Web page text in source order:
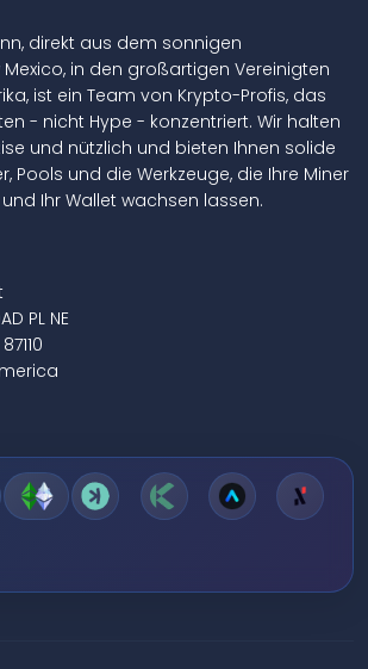
direkt aus dem sonnigen
Mexico, in den großartigen Vereinigten
ist ein Team von Krypto-Profis, das
- nicht Hype - konzentriert. Wir halten
und nützlich und bieten Ihnen solide
Pools und die Werkzeuge, die Ihre Miner
Ihr Wallet wachsen lassen.
PL NE